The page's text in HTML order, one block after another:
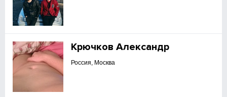
Крючков Александр
Россия, Москва